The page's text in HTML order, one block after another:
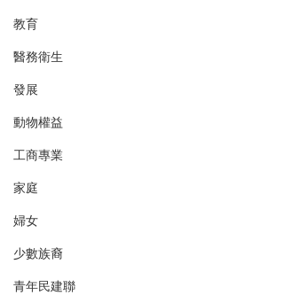
教育
醫務衛生
發展
動物權益
工商專業
家庭
婦女
少數族裔
青年民建聯